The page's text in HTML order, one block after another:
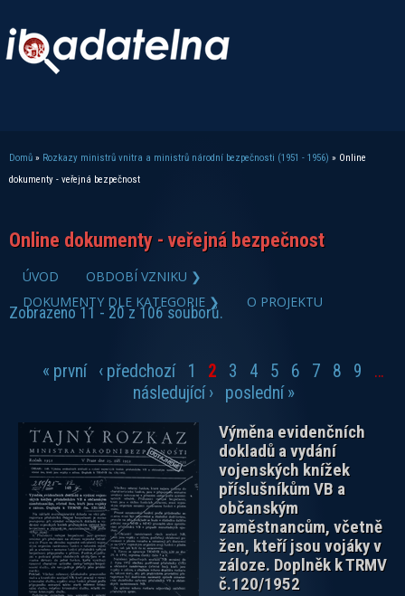
Jste zde
Domů » Rozkazy ministrů vnitra a ministrů národní bezpečnosti (1951 - 1956) » Online
dokumenty - veřejná bezpečnost
Online dokumenty - veřejná bezpečnost
ÚVOD
OBDOBÍ VZNIKU ❯
DOKUMENTY DLE KATEGORIE ❯
O PROJEKTU
Zobrazeno 11 - 20 z 106 souborů.
Stránky
« první ‹ předchozí 1 2 3 4 5 6 7 8 9
…
následující ›
poslední »
Výměna evidenčních
dokladů a vydání
vojenských knížek
příslušníkům VB a
občanským
zaměstnancům, včetně
žen, kteří jsou vojáky v
záloze. Doplněk k TRMV
č.120/1952
zobrazit PDF dokument
zobrazit PDF dokument